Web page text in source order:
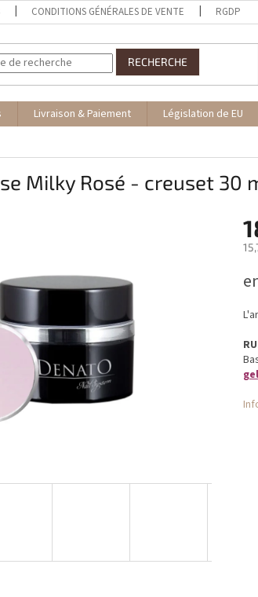
CONDITIONS GÉNÉRALES DE VENTE RGDP
RECHERCHE
Livraison & Paiement Législation de EU
Milky Rosé - creuset 30
de